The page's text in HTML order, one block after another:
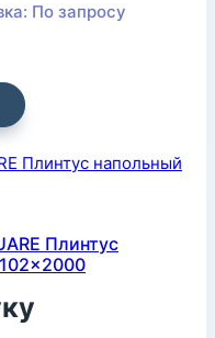
По запросу
Плинтус